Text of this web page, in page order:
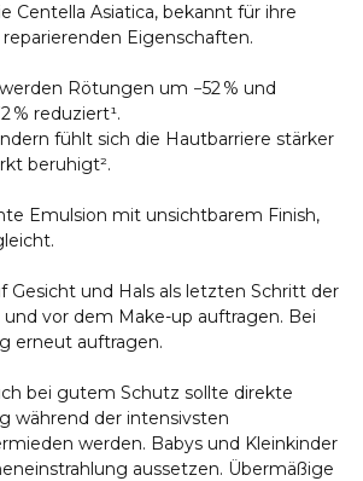
Centella Asiatica, bekannt für ihre
Eigenschaften.
Rötungen um −52 % und
% reduziert¹.
fühlt sich die Hautbarriere stärker
beruhigt².
Emulsion mit unsichtbarem Finish,
Gesicht und Hals als letzten Schritt der
vor dem Make-up auftragen. Bei
erneut auftragen.
bei gutem Schutz sollte direkte
während der intensivsten
werden. Babys und Kleinkinder
aussetzen. Übermäßige